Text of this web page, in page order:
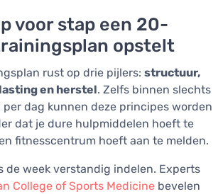
voor stap een 20-
opstelt
rust op drie pijlers: structuur,
en herstel. Zelfs binnen slechts
dag kunnen deze principes worden
dat je dure hulpmiddelen hoeft te
fitnesscentrum hoeft aan te melden.
de week verstandig indelen. Experts
College of Sports Medicine bevelen